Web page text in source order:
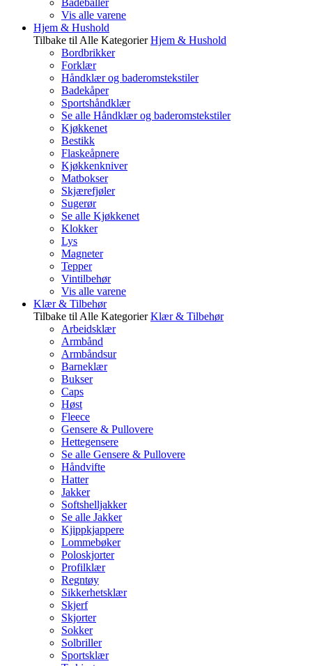
Badeballer
Vis alle varene
Hjem & Hushold
Tilbake til Alle Kategorier Hjem & Hushold
Bordbrikker
Forklær
Håndklær og baderomstekstiler
Badekåper
Sportshåndklær
Se alle Håndklær og baderomstekstiler
Kjøkkenet
Bestikk
Flaskeåpnere
Kjøkkenkniver
Matbokser
Skjærefjøler
Sugerør
Se alle Kjøkkenet
Klokker
Lys
Magneter
Tepper
Vintilbehør
Vis alle varene
Klær & Tilbehør
Tilbake til Alle Kategorier Klær & Tilbehør
Arbeidsklær
Armbånd
Armbåndsur
Barneklær
Bukser
Caps
Høst
Fleece
Gensere & Pullovere
Hettegensere
Se alle Gensere & Pullovere
Håndvifte
Hatter
Jakker
Softshelljakker
Se alle Jakker
Kjippkjappere
Lommebøker
Poloskjorter
Profilklær
Regntøy
Sikkerhetsklær
Skjerf
Skjorter
Sokker
Solbriller
Sportsklær